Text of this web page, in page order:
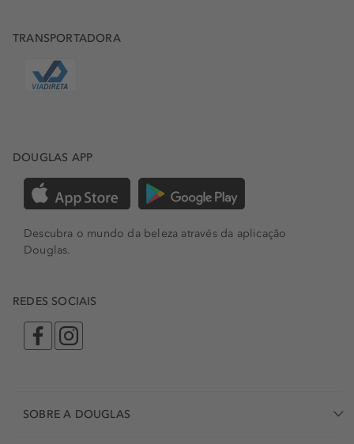
TRANSPORTADORA
DOUGLAS APP
Descubra o mundo da beleza através da aplicação
Douglas.
REDES SOCIAIS
SOBRE A DOUGLAS